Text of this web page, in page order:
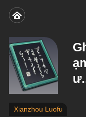
Xianzhou Luofu